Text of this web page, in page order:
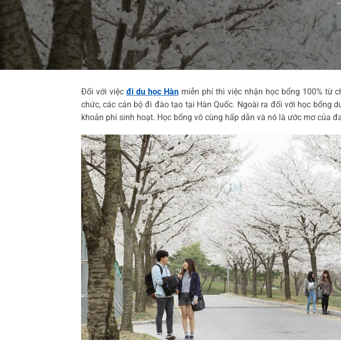
Đối với việc đi du học Hàn miễn phí thì việc nhận học bổng 100% từ
chức, các cán bộ đi đào tạo tại Hàn Quốc. Ngoài ra đối với học bổng
khoản phí sinh hoạt. Học bổng vô cùng hấp dẫn và nó là ước mơ của